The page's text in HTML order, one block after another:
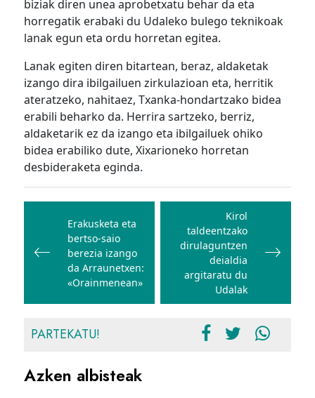
biziak diren unea aprobetxatu behar da eta
horregatik erabaki du Udaleko bulego teknikoak
lanak egun eta ordu horretan egitea.
Lanak egiten diren bitartean, beraz, aldaketak
izango dira ibilgailuen zirkulazioan eta, herritik
ateratzeko, nahitaez, Txanka-hondartzako bidea
erabili beharko da. Herrira sartzeko, berriz,
aldaketarik ez da izango eta ibilgailuek ohiko
bidea erabiliko dute, Xixarioneko horretan
desbideraketa eginda.
Bidalketetan
zehar
nabigatu
Erakusketa eta
bertso-saio
berezia izango
da Arraunetxen:
«Orainmenean»
Kirol
taldeentzako
dirulaguntzen
deialdia
argitaratu du
Udalak
PARTEKATU!
Azken albisteak